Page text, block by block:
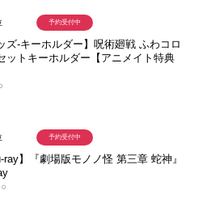
ズ-キーホルダー】呪術廻戦 ふわコロ
ットキーホルダー【アニメイト特典
予約受付中
ray】『劇場版モノノ怪 第三章 蛇神』
予約受付中